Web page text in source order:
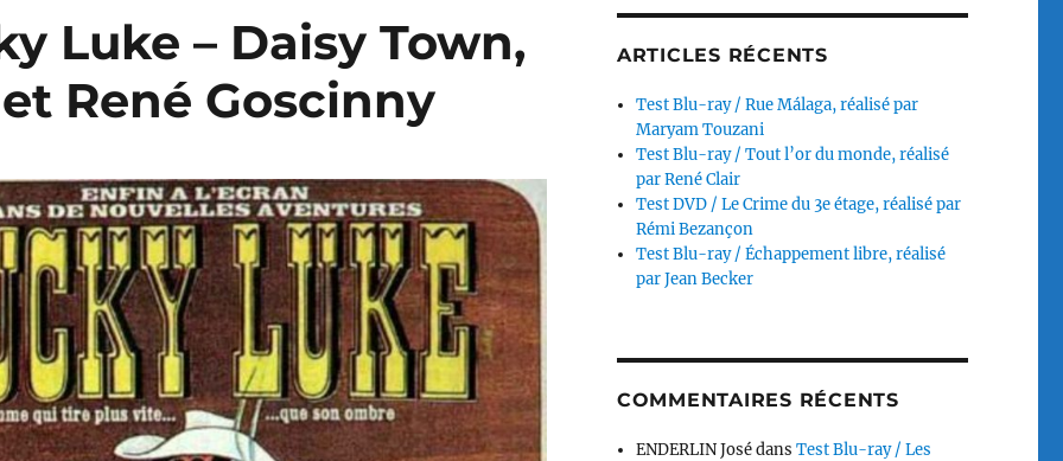
Luke – Daisy Town,
René Goscinny
ARTICLES RÉCENTS
Test Blu-ray / Rue Málaga, réalisé par
Maryam Touzani
Test Blu-ray / Tout l’or du monde, réalisé
par René Clair
Test DVD / Le Crime du 3e étage, réalisé par
Rémi Bezançon
Test Blu-ray / Échappement libre, réalisé
par Jean Becker
COMMENTAIRES RÉCENTS
ENDERLIN JosédansTest Blu-ray / Les